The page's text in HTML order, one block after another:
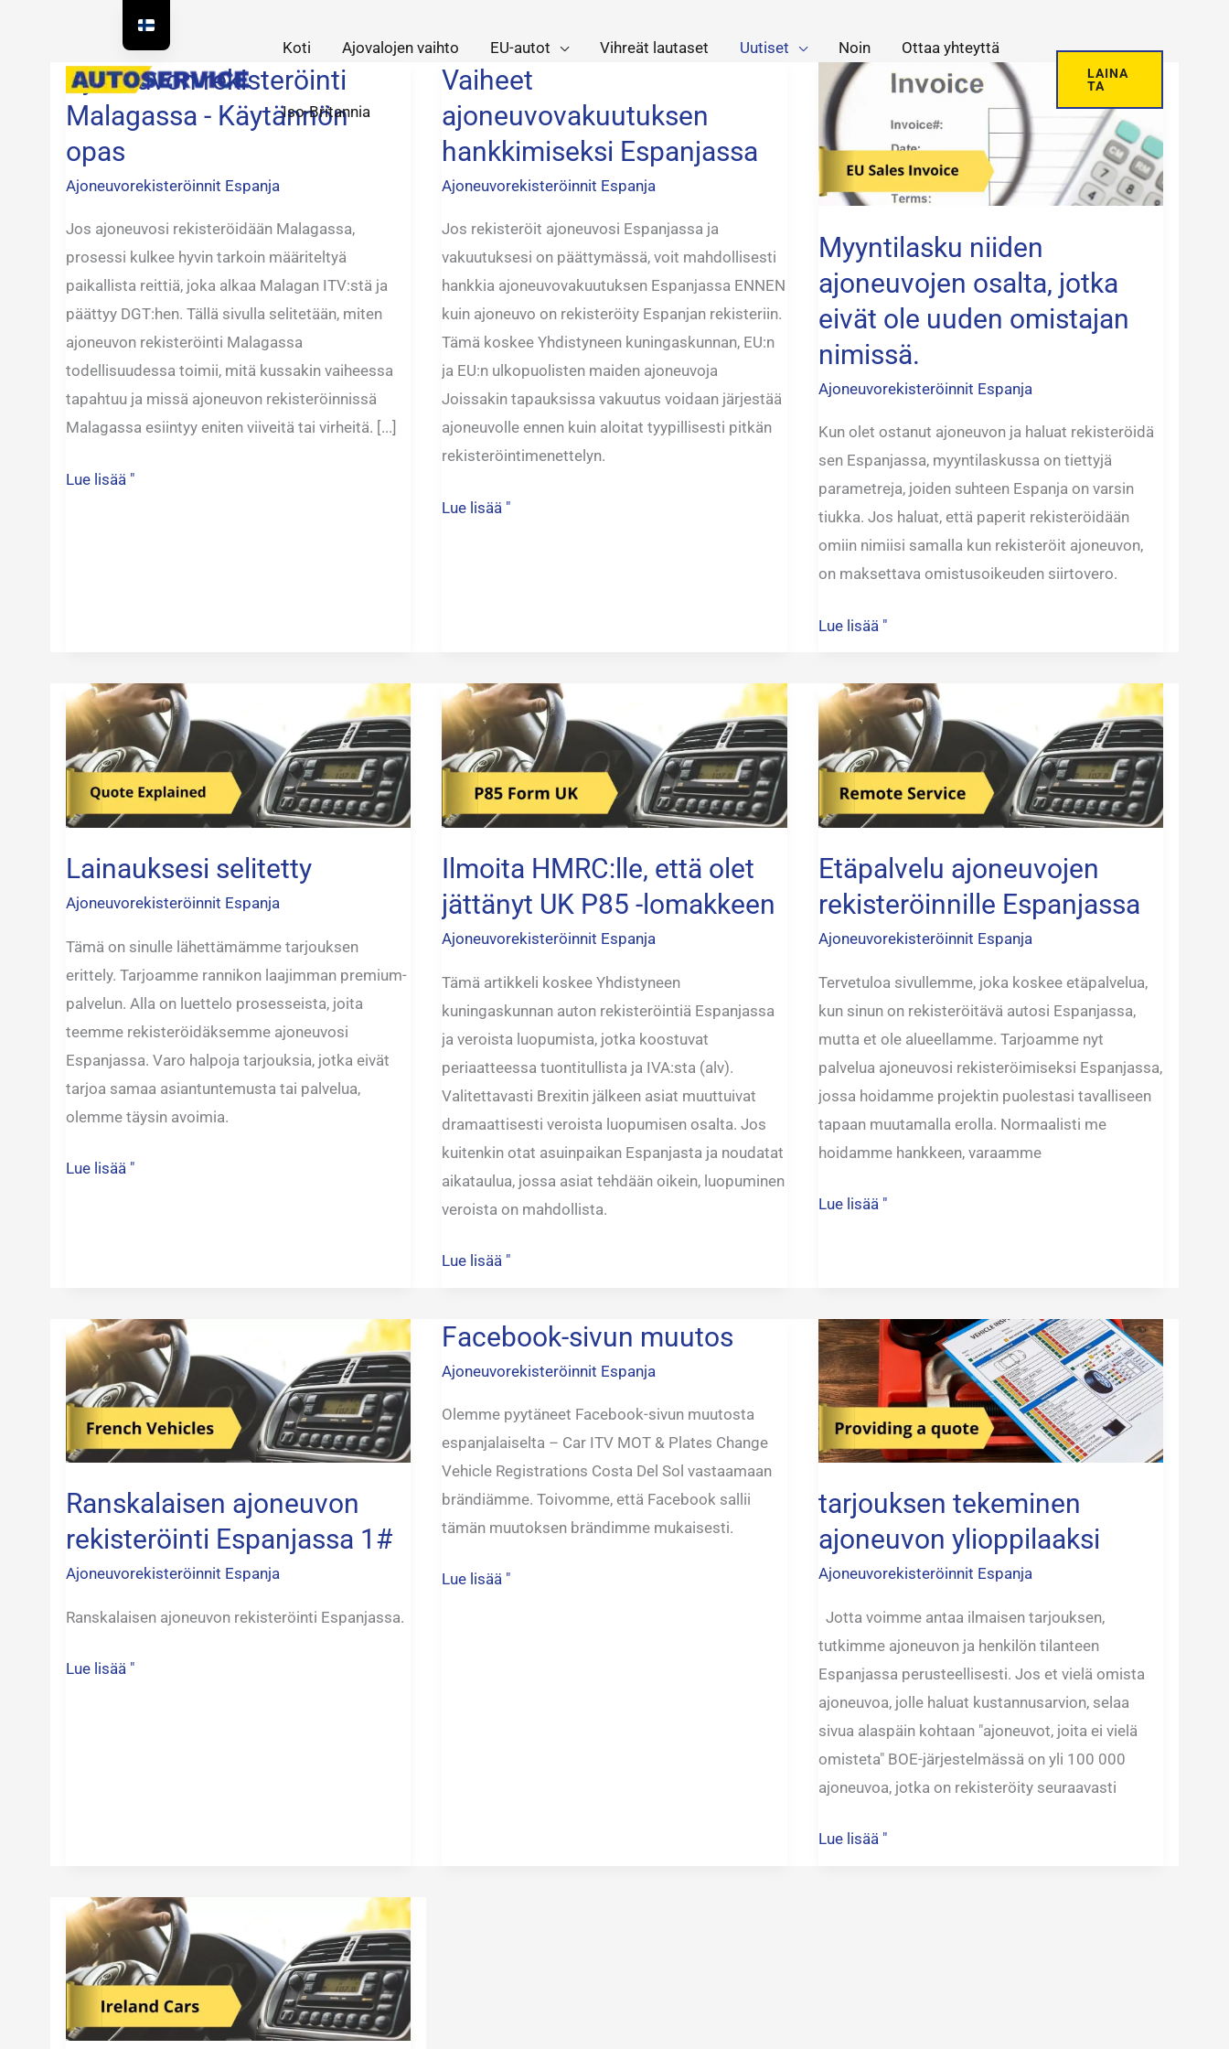
Koti Ajovalojen vaihto EU-autot Vihreät lautaset Uutiset Noin Ottaa yhteyttä
Iso-Britannia
LAINA
TA
Ajoneuvon rekisteröinti
Malagassa - Käytännön
opas
Ajoneuvorekisteröinnit Espanja
Jos ajoneuvosi rekisteröidään Malagassa,
prosessi kulkee hyvin tarkoin määriteltyä
paikallista reittiä, joka alkaa Malagan ITV:stä ja
päättyy DGT:hen. Tällä sivulla selitetään, miten
ajoneuvon rekisteröinti Malagassa
todellisuudessa toimii, mitä kussakin vaiheessa
tapahtuu ja missä ajoneuvon rekisteröinnissä
Malagassa esiintyy eniten viiveitä tai virheitä. [...]
Ajoneuvon
rekisteröinti
Malagassa
-
Käytännön
Lue lisää "
Vaiheet
ajoneuvovakuutuksen
hankkimiseksi Espanjassa
Ajoneuvorekisteröinnit Espanja
Jos rekisteröit ajoneuvosi Espanjassa ja
vakuutuksesi on päättymässä, voit mahdollisesti
hankkia ajoneuvovakuutuksen Espanjassa ENNEN
kuin ajoneuvo on rekisteröity Espanjan rekisteriin.
Tämä koskee Yhdistyneen kuningaskunnan, EU:n
ja EU:n ulkopuolisten maiden ajoneuvoja
Joissakin tapauksissa vakuutus voidaan järjestää
ajoneuvolle ennen kuin aloitat tyypillisesti pitkän
rekisteröintimenettelyn.
Vaiheet
ajoneuvovakuutuksen
hankkimiseksi
Espanjassa
Lue lisää "
Myyntilasku niiden
ajoneuvojen osalta, jotka
eivät ole uuden omistajan
nimissä.
Ajoneuvorekisteröinnit Espanja
Kun olet ostanut ajoneuvon ja haluat rekisteröidä
sen Espanjassa, myyntilaskussa on tiettyjä
parametreja, joiden suhteen Espanja on varsin
tiukka. Jos haluat, että paperit rekisteröidään
omiin nimiisi samalla kun rekisteröit ajoneuvon,
on maksettava omistusoikeuden siirtovero.
Myyntilasku
niiden
ajoneuvojen
osalta,
jotka
ole
uuden
omistajan
nimissä.
Lue lisää "
Lainauksesi selitetty
Ajoneuvorekisteröinnit Espanja
Tämä on sinulle lähettämämme tarjouksen
erittely. Tarjoamme rannikon laajimman premium-
palvelun. Alla on luettelo prosesseista, joita
teemme rekisteröidäksemme ajoneuvosi
Espanjassa. Varo halpoja tarjouksia, jotka eivät
tarjoa samaa asiantuntemusta tai palvelua,
olemme täysin avoimia.
Lainauksesi
selitetty
Lue lisää "
Ilmoita HMRC:lle, että olet
jättänyt UK P85 -lomakkeen
Ajoneuvorekisteröinnit Espanja
Tämä artikkeli koskee Yhdistyneen
kuningaskunnan auton rekisteröintiä Espanjassa
ja veroista luopumista, jotka koostuvat
periaatteessa tuontitullista ja IVA:sta (alv).
Valitettavasti Brexitin jälkeen asiat muuttuivat
dramaattisesti veroista luopumisen osalta. Jos
kuitenkin otat asuinpaikan Espanjasta ja noudatat
aikataulua, jossa asiat tehdään oikein, luopuminen
veroista on mahdollista.
Ilmoita
HMRC:lle,
että
jättänyt
P85
-
lomakkeen
Lue lisää "
Etäpalvelu ajoneuvojen
rekisteröinnille Espanjassa
Ajoneuvorekisteröinnit Espanja
Tervetuloa sivullemme, joka koskee etäpalvelua,
kun sinun on rekisteröitävä autosi Espanjassa,
mutta et ole alueellamme. Tarjoamme nyt
palvelua ajoneuvosi rekisteröimiseksi Espanjassa,
jossa hoidamme projektin puolestasi tavalliseen
tapaan muutamalla erolla. Normaalisti me
hoidamme hankkeen, varaamme
Etäpalvelu
ajoneuvojen
rekisteröinnille
Lue lisää "
Ranskalaisen ajoneuvon
rekisteröinti Espanjassa 1#
Ajoneuvorekisteröinnit Espanja
Ranskalaisen ajoneuvon rekisteröinti Espanjassa.
Ranskalaisen
ajoneuvon
rekisteröinti
1#
Lue lisää "
Facebook-sivun muutos
Ajoneuvorekisteröinnit Espanja
Olemme pyytäneet Facebook-sivun muutosta
espanjalaiselta – Car ITV MOT & Plates Change
Vehicle Registrations Costa Del Sol vastaamaan
brändiämme. Toivomme, että Facebook sallii
tämän muutoksen brändimme mukaisesti.
Facebook-
Lue lisää "
tarjouksen tekeminen
ajoneuvon ylioppilaaksi
Ajoneuvorekisteröinnit Espanja
Jotta voimme antaa ilmaisen tarjouksen,
tutkimme ajoneuvon ja henkilön tilanteen
Espanjassa perusteellisesti. Jos et vielä omista
ajoneuvoa, jolle haluat kustannusarvion, selaa
sivua alaspäin kohtaan "ajoneuvot, joita ei vielä
omisteta" BOE-järjestelmässä on yli 100 000
ajoneuvoa, jotka on rekisteröity seuraavasti
tarjouksen
tekeminen
ajoneuvon
ylioppilaaksi
Lue lisää "
Pohjois-
Irlannin
auton
Espanjassa